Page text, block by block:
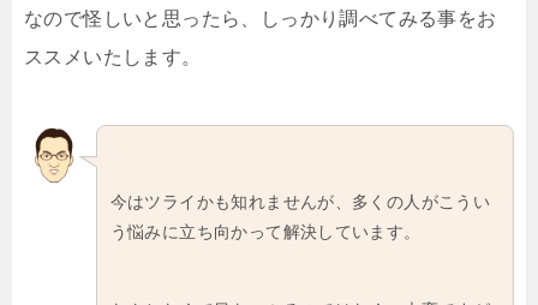
なので怪しいと思ったら、しっかり調べてみる事をお
ススメいたします。
今はツライかも知れませんが、多くの人がこうい
う悩みに立ち向かって解決しています。